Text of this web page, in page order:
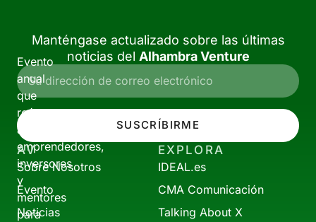
Evento
anual
que
reúne
a
emprendedores,
inversores
y
mentores
para
Manténgase actualizado sobre las últimas
noticias del Alhambra Venture
SUSCRÍBIRME
AV
Sobre Nosotros
Evento
Noticias
EXPLORA
IDEAL.es
CMA Comunicación
Talking About X